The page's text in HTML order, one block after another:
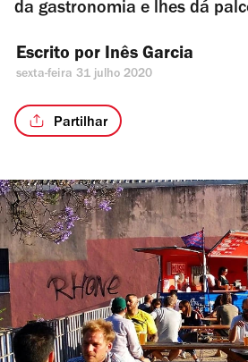
da gastronomia e lhes dá
Escrito por Inês Garcia
sexta-feira 31 julho 2020
Partilhar